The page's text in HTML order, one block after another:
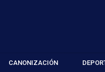
CANONIZACIÓN